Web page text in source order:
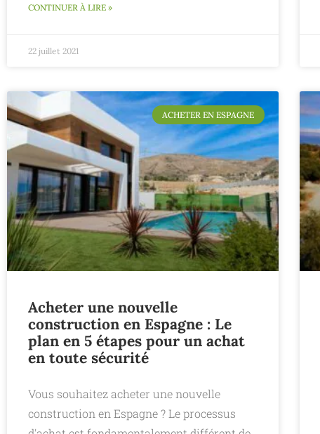
CONTINUER À LIRE »
22 juillet 2021
ACHETER EN ESPAGNE
Acheter une nouvelle
construction en Espagne : Le
plan en 5 étapes pour un achat
en toute sécurité
Vous souhaitez acheter une nouvelle
construction en Espagne ? Le processus